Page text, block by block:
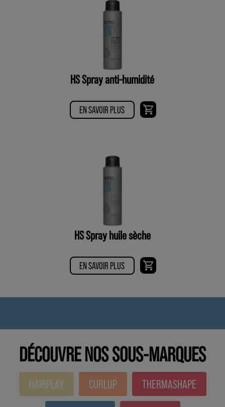
HS Spray anti-humidité
EN SAVOIR PLUS
HS Spray huile sèche
EN SAVOIR PLUS
DÉCOUVRE NOS SOUS-MARQUES
HAIRPLAY CURLUP
THERMASHAPE